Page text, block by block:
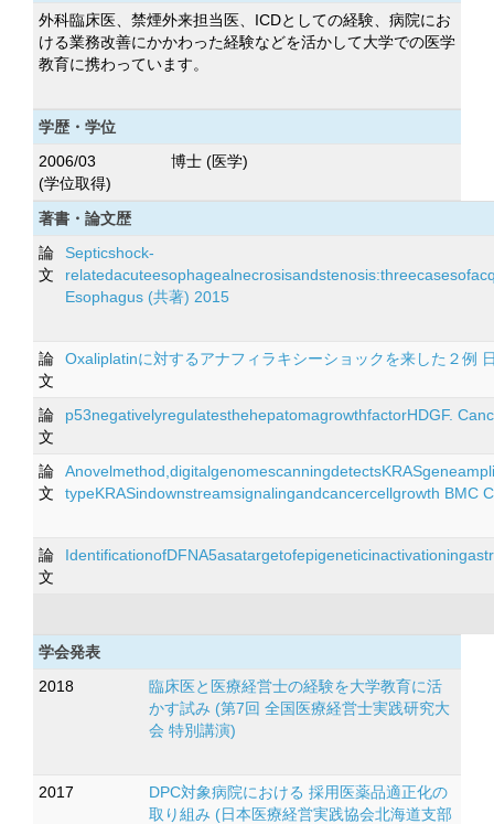
外科臨床医、禁煙外来担当医、ICDとしての経験、病院にお
ける業務改善にかかわった経験などを活かして大学での医学
教育に携わっています。
学歴・学位
2006/03
(学位取得)
博士 (医学)
著書・論文歴
論
文
Septicshock-
Esophagus (共著) 2015
論
文
Oxaliplatinに対するアナフィラキシーショックを来した２例
論
文
p53negativelyregulatesthehepatomagrowthfactorHDGF.
論
文
typeKRASindownstreamsignalingandcancercellgrowth BMC
論
文
学会発表
2018
臨床医と医療経営士の経験を大学教育に活
かす試み (第7回 全国医療経営士実践研究大
会 特別講演)
2017
DPC対象病院における 採用医薬品適正化の
取り組み (日本医療経営実践協会北海道支部